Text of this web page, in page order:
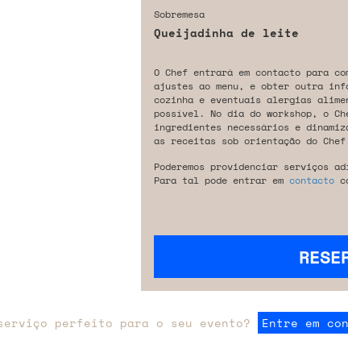
Sobremesa
Queijadinha de leite
O Chef entrará em contacto para
ajustes ao menu, e obter outra
cozinha e eventuais alergias
possível. No dia do workshop, o
ingredientes necessários e
as receitas sob orientação do
Poderemos providenciar serviços
Para tal pode entrar em contacto
perfeito para o seu evento? Entre em